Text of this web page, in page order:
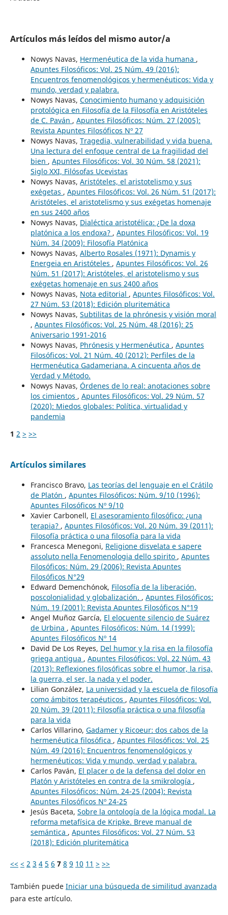
Artículos más leídos del mismo autor/a
Nowys Navas, Hermenéutica de la vida humana ,
Apuntes Filosóficos: Vol. 25 Núm. 49 (2016):
Encuentros fenomenológicos y hermenéuticos: Vida y
mundo, verdad y palabra.
Nowys Navas, Conocimiento humano y adquisición
protológica en Filosofía de la Filosofía en Aristóteles
de C. Paván , Apuntes Filosóficos: Núm. 27 (2005):
Revista Apuntes Filosóficos Nº 27
Nowys Navas, Tragedia, vulnerabilidad y vida buena.
Una lectura del enfoque central de La fragilidad del
bien , Apuntes Filosóficos: Vol. 30 Núm. 58 (2021):
Siglo XXI, Filósofas Ucevistas
Nowys Navas, Aristóteles, el aristotelismo y sus
exégetas , Apuntes Filosóficos: Vol. 26 Núm. 51 (2017):
Aristóteles, el aristotelismo y sus exégetas homenaje
en sus 2400 años
Nowys Navas, Dialéctica aristotélica: ¿De la doxa
platónica a los endoxa? , Apuntes Filosóficos: Vol. 19
Núm. 34 (2009): Filosofía Platónica
Nowys Navas, Alberto Rosales (1971): Dynamis y
Energeia en Aristóteles , Apuntes Filosóficos: Vol. 26
Núm. 51 (2017): Aristóteles, el aristotelismo y sus
exégetas homenaje en sus 2400 años
Nowys Navas, Nota editorial , Apuntes Filosóficos: Vol.
27 Núm. 53 (2018): Edición pluritemática
Nowys Navas, Subtilitas de la phrónesis y visión moral
, Apuntes Filosóficos: Vol. 25 Núm. 48 (2016): 25
Aniversario 1991-2016
Nowys Navas, Phrónesis y Hermenéutica , Apuntes
Filosóficos: Vol. 21 Núm. 40 (2012): Perfiles de la
Hermenéutica Gadameriana. A cincuenta años de
Verdad y Método.
Nowys Navas, Órdenes de lo real: anotaciones sobre
los cimientos , Apuntes Filosóficos: Vol. 29 Núm. 57
(2020): Miedos globales: Política, virtualidad y
pandemia
1 2 > >>
Artículos similares
Francisco Bravo, Las teorías del lenguaje en el Crátilo
de Platón , Apuntes Filosóficos: Núm. 9/10 (1996):
Apuntes Filosóficos Nº 9/10
Xavier Carbonell, El asesoramiento filosófico: ¿una
terapia? , Apuntes Filosóficos: Vol. 20 Núm. 39 (2011):
Filosofía práctica o una filosofía para la vida
Francesca Menegoni, Religione disvelata e sapere
assoluto nella Fenomenologia dello spirito , Apuntes
Filosóficos: Núm. 29 (2006): Revista Apuntes
Filosóficos N°29
Edward Demenchónok, Filosofía de la liberación,
poscolonialidad y globalización. , Apuntes Filosóficos:
Núm. 19 (2001): Revista Apuntes Filosóficos N°19
Angel Muñoz García, El elocuente silencio de Suárez
de Urbina , Apuntes Filosóficos: Núm. 14 (1999):
Apuntes Filosóficos Nº 14
David De Los Reyes, Del humor y la risa en la filosofía
griega antigua , Apuntes Filosóficos: Vol. 22 Núm. 43
(2013): Reflexiones filosóficas sobre el humor, la risa,
la guerra, el ser, la nada y el poder.
Lilian González, La universidad y la escuela de filosofía
como ámbitos terapéuticos , Apuntes Filosóficos: Vol.
20 Núm. 39 (2011): Filosofía práctica o una filosofía
para la vida
Carlos Villarino, Gadamer y Ricoeur: dos cabos de la
hermenéutica filosófica , Apuntes Filosóficos: Vol. 25
Núm. 49 (2016): Encuentros fenomenológicos y
hermenéuticos: Vida y mundo, verdad y palabra.
Carlos Paván, El placer o de la defensa del dolor en
Platón y Aristóteles en contra de la smikrología ,
Apuntes Filosóficos: Núm. 24-25 (2004): Revista
Apuntes Filosóficos Nº 24-25
Jesús Baceta, Sobre la ontología de la lógica modal. La
reforma metafísica de Kripke. Breve manual de
semántica , Apuntes Filosóficos: Vol. 27 Núm. 53
(2018): Edición pluritemática
<< < 2 3 4 5 6 7 8 9 10 11 > >>
También puede Iniciar una búsqueda de similitud avanzada
para este artículo.